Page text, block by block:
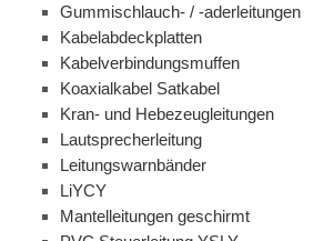
Gummischlauch- / -aderleitungen
Kabelabdeckplatten
Kabelverbindungsmuffen
Koaxialkabel Satkabel
Kran- und Hebezeugleitungen
Lautsprecherleitung
Leitungswarnbänder
LiYCY
Mantelleitungen geschirmt